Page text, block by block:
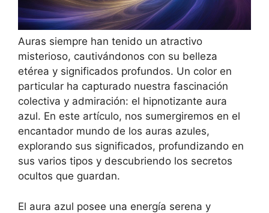
Auras siempre han tenido un atractivo
misterioso, cautivándonos con su belleza
etérea y significados profundos. Un color en
particular ha capturado nuestra fascinación
colectiva y admiración: el hipnotizante aura
azul. En este artículo, nos sumergiremos en el
encantador mundo de los auras azules,
explorando sus significados, profundizando en
sus varios tipos y descubriendo los secretos
ocultos que guardan.
El aura azul posee una energía serena y